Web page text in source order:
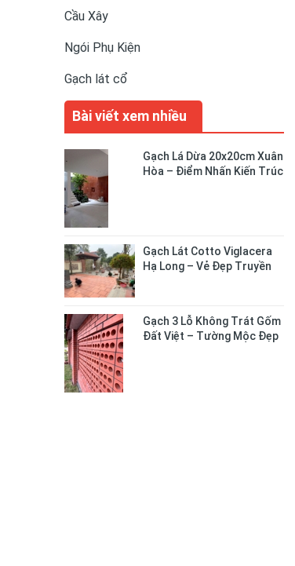
Cầu Xây
Ngói Phụ Kiện
Gạch lát cổ
Bài viết xem nhiều
Gạch Lá Dừa 20x20cm Xuân
Hòa – Điểm Nhấn Kiến Trúc
Gạch Lát Cotto Viglacera
Hạ Long – Vẻ Đẹp Truyền
Gạch 3 Lỗ Không Trát Gốm
Đất Việt – Tường Mộc Đẹp